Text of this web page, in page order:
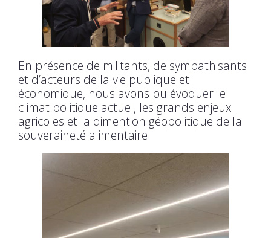
En présence de militants, de sympathisants
et d’acteurs de la vie publique et
économique, nous avons pu évoquer le
climat politique actuel, les grands enjeux
agricoles et la dimention géopolitique de la
souveraineté alimentaire.